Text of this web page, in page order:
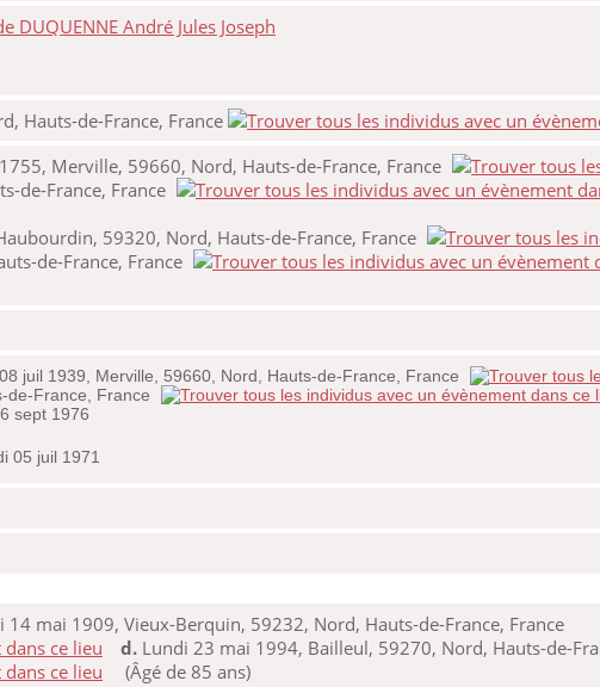
DUQUENNE André Jules Joseph
Hauts-de-France, France
Merville, 59660, Nord, Hauts-de-France, France
de-France, France
59320, Nord, Hauts-de-France, France
de-France, France
juil 1939, Merville, 59660, Nord, Hauts-de-France, France
de-France, France
sept 1976
05 juil 1971
14 mai 1909, Vieux-Berquin, 59232, Nord, Hauts-de-France, France
d. Lundi 23 mai 1994, Bailleul, 59270, Nord, Hauts-de-
(Âgé de 85 ans)